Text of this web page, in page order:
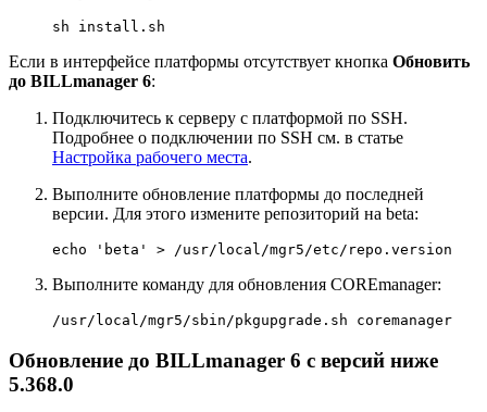
sh install.sh
Если в интерфейсе платформы отсутствует кнопка Обновить
до BILLmanager 6:
Подключитесь к серверу с платформой по SSH.
Подробнее о подключении по SSH см. в статье
Настройка рабочего места.
Выполните обновление платформы до последней
версии. Для этого измените репозиторий на beta:
echo 'beta' > /usr/local/mgr5/etc/repo.version
Выполните команду для обновления COREmanager:
/usr/local/mgr5/sbin/pkgupgrade.sh coremanager
Обновление до BILLmanager 6 с версий ниже
5.368.0